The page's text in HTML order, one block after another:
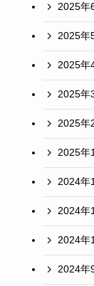
2025年
2025年
2025年
2025年
2025年
2025年
2024年
2024年
2024年
2024年